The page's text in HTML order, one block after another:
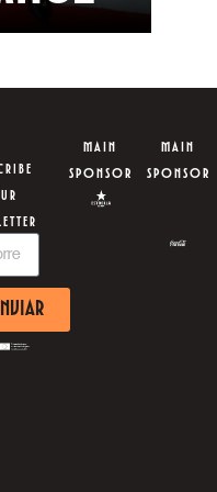
MAIN
SPONSOR
MAIN
SPONSOR